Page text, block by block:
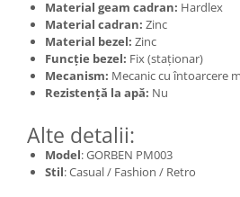
Material geam cadran: Hardlex
Material cadran: Zinc
Material bezel: Zinc
Funcție bezel: Fix (staționar)
Mecanism: Mecanic cu întoarcere
Rezistență la apă: Nu
Alte detalii:
Model: GORBEN PM003
Stil: Casual / Fashion / Retro